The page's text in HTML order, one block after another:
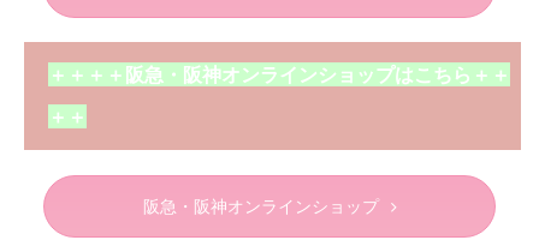
＋＋＋＋阪急・阪神オンラインショップはこちら＋＋
＋＋
阪急・阪神オンラインショップ